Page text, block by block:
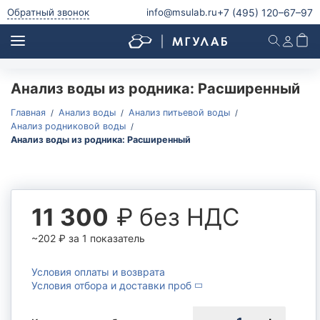
Обратный звонок info@msulab.ru+7 (495) 120–67–97
Анализ питьевой воды
Анализ питьевой воды
Анализ воды из скважины
Анализ водопроводной воды
Анализ бутилированной воды
Микробиологический и паразитологический анализ
питьевой воды
Радиологический анализ питьевой воды
Анализ воды из родника: Расширенный
Главная Анализ воды
Анализ питьевой воды
Анализ родниковой воды
Анализ воды из родника: Расширенный
11 300 ₽ без НДС
~202 ₽ за 1 показатель
Условия оплаты и возврата
Условия отбора и доставки проб